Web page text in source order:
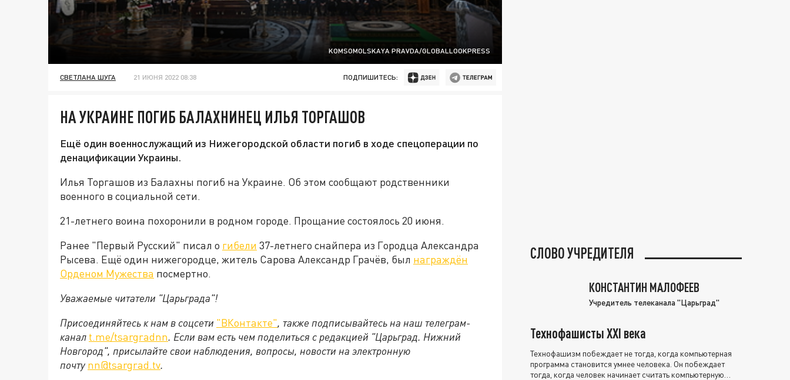
KOMSOMOLSKAYA PRAVDA/GLOBALLOOKPRESS
СВЕТЛАНА ШУГА 21 ИЮНЯ 2022 08:38 ПОДПИШИТЕСЬ:
НА УКРАИНЕ ПОГИБ БАЛАХНИНЕЦ ИЛЬЯ ТОРГАШОВ
Ещё один военнослужащий из Нижегородской области погиб в ходе спецоперации по
денацификации Украины.
Илья Торгашов из Балахны погиб на Украине. Об этом сообщают родственники
военного в социальной сети.
21-летнего воина похоронили в родном городе. Прощание состоялось 20 июня.
Ранее "Первый Русский" писал о гибели 37-летнего снайпера из Городца Александра
Рысева. Ещё один нижегородце, житель Сарова Александр Грачёв, был награждён
Орденом Мужества посмертно.
Уважаемые читатели "Царьграда"!
Присоединяйтесь к нам в соцсети "ВКонтакте", также подписывайтесь на наш телеграм-
канал t.me/tsargradnn. Если вам есть чем поделиться с редакцией "Царьград. Нижний
Новгород", присылайте свои наблюдения, вопросы, новости на электронную
почту nn@tsargrad.tv.
СЛОВО УЧРЕДИТЕЛЯ
КОНСТАНТИН МАЛОФЕЕВ
Учредитель телеканала "Царьград"
Технофашисты XXI века
Технофашизм побеждает не тогда, когда компьютерная
программа становится умнее человека. Он побеждает
тогда, когда человек начинает считать компьютерную